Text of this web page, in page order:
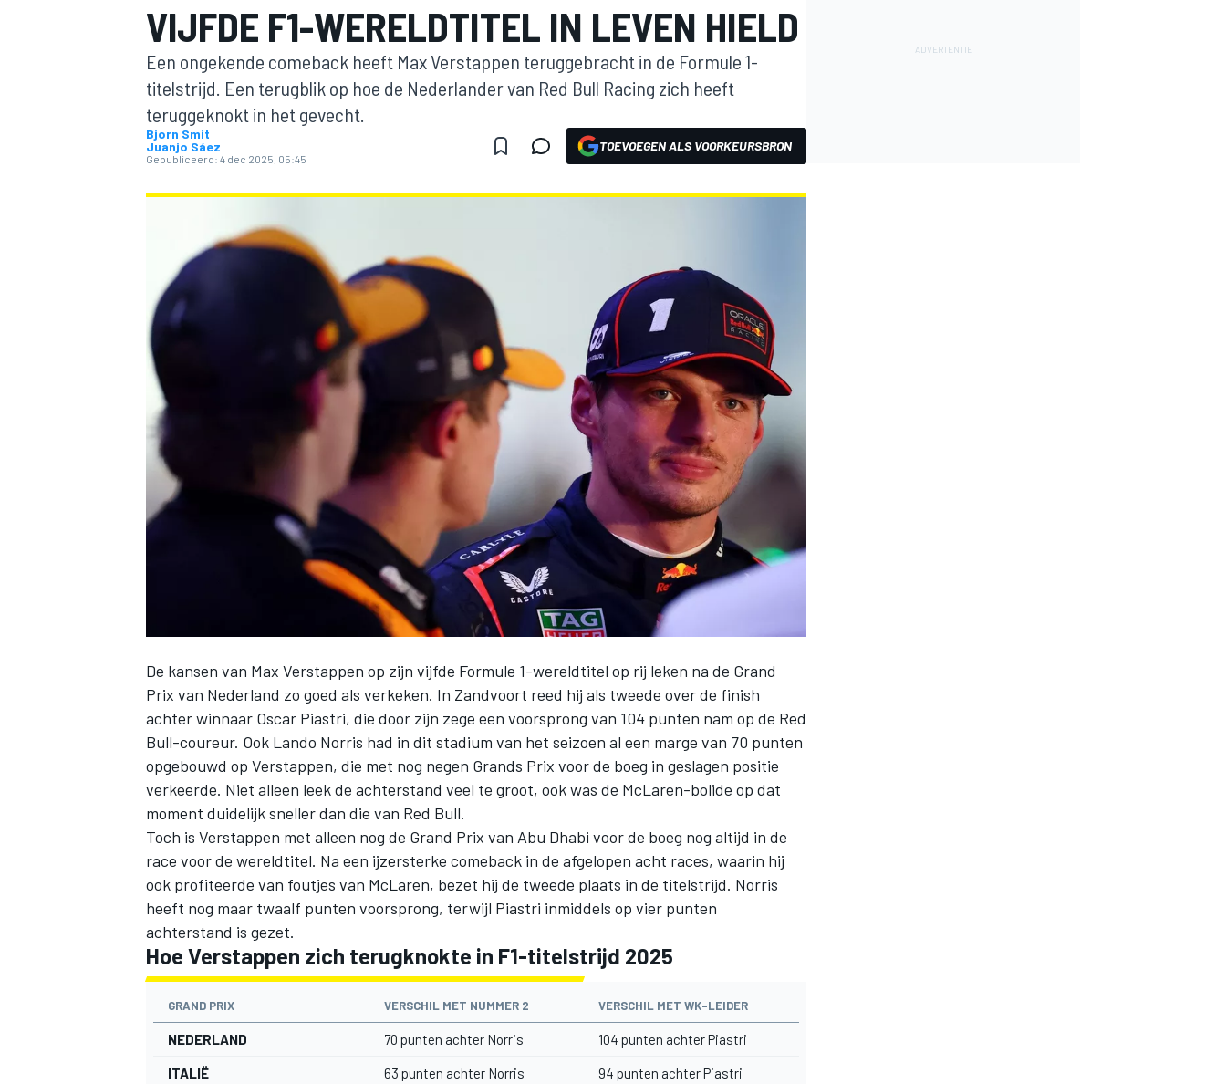
MOTOGP
INDYCAR
VIJFDE F1-WERELDTITEL IN LEVEN HIELD
Een ongekende comeback heeft Max Verstappen teruggebracht in de Formule 1-
titelstrijd. Een terugblik op hoe de Nederlander van Red Bull Racing zich heeft
teruggeknokt in het gevecht.
Bjorn Smit
Juanjo Sáez
Gepubliceerd: 4 dec 2025, 05:45
TOEVOEGEN ALS VOORKEURSBRON
De kansen van Max Verstappen op zijn vijfde Formule 1-wereldtitel op rij leken na de Grand
Prix van Nederland zo goed als verkeken. In Zandvoort reed hij als tweede over de finish
achter winnaar Oscar Piastri, die door zijn zege een voorsprong van 104 punten nam op de Red
Bull-coureur. Ook Lando Norris had in dit stadium van het seizoen al een marge van 70 punten
opgebouwd op Verstappen, die met nog negen Grands Prix voor de boeg in geslagen positie
verkeerde. Niet alleen leek de achterstand veel te groot, ook was de McLaren-bolide op dat
moment duidelijk sneller dan die van Red Bull.
Toch is Verstappen met alleen nog de Grand Prix van Abu Dhabi voor de boeg nog altijd in de
race voor de wereldtitel. Na een ijzersterke comeback in de afgelopen acht races, waarin hij
ook profiteerde van foutjes van McLaren, bezet hij de tweede plaats in de titelstrijd. Norris
heeft nog maar twaalf punten voorsprong, terwijl Piastri inmiddels op vier punten
achterstand is gezet.
Hoe Verstappen zich terugknokte in F1-titelstrijd 2025
GRAND PRIX VERSCHIL MET NUMMER 2 VERSCHIL MET WK-LEIDER
NEDERLAND 70 punten achter Norris 104 punten achter Piastri
ITALIË 63 punten achter Norris 94 punten achter Piastri